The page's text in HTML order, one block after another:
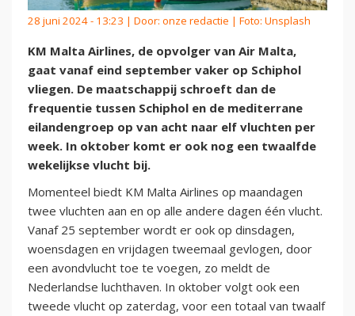
28 juni 2024 - 13:23 | Door: onze redactie | Foto: Unsplash
KM Malta Airlines, de opvolger van Air Malta,
gaat vanaf eind september vaker op Schiphol
vliegen. De maatschappij schroeft dan de
frequentie tussen Schiphol en de mediterrane
eilandengroep op van acht naar elf vluchten per
week. In oktober komt er ook nog een twaalfde
wekelijkse vlucht bij.
Momenteel biedt KM Malta Airlines op maandagen
twee vluchten aan en op alle andere dagen één vlucht.
Vanaf 25 september wordt er ook op dinsdagen,
woensdagen en vrijdagen tweemaal gevlogen, door
een avondvlucht toe te voegen, zo meldt de
Nederlandse luchthaven. In oktober volgt ook een
tweede vlucht op zaterdag, voor een totaal van twaalf